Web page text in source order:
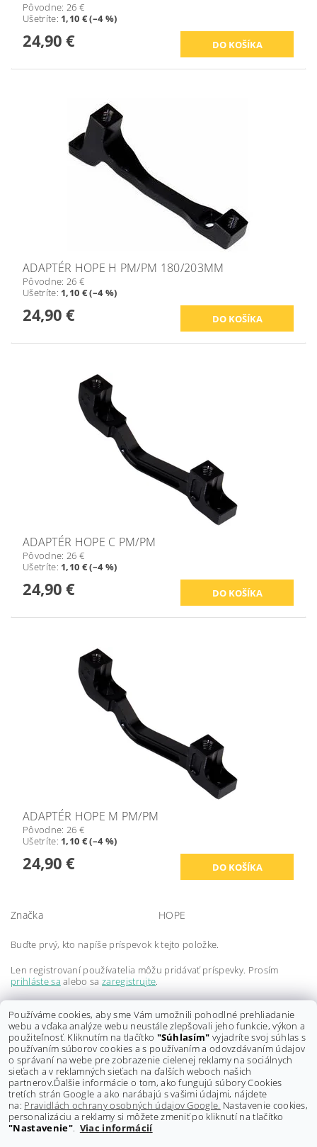
Pôvodne: 26 €
Ušetríte: 1,10 € (–4 %)
24,90 €
ADAPTÉR HOPE H PM/PM 180/203MM
Pôvodne: 26 €
Ušetríte: 1,10 € (–4 %)
24,90 €
ADAPTÉR HOPE C PM/PM
Pôvodne: 26 €
Ušetríte: 1,10 € (–4 %)
24,90 €
ADAPTÉR HOPE M PM/PM
Pôvodne: 26 €
Ušetríte: 1,10 € (–4 %)
24,90 €
Značka HOPE
Buďte prvý, kto napíše príspevok k tejto položke.
Len registrovaní používatelia môžu pridávať príspevky. Prosím
prihláste sa alebo sazaregistrujte.
Len registrovaní používatelia môžu pridávať hodnotenie. Prosím
prihláste saalebo sazaregistrujte
Shoptet.sk
Používáme cookies, aby sme Vám umožnili pohodlné prehliadanie
webu a vďaka analýze webu neustále zlepšovali jeho funkcie, výkon a
použiteľnosť. Kliknutím na tlačítko "Súhlasím" vyjadríte svoj súhlas s
používaním súborov cookies a s používaním a odovzdávaním údajov
o správaní na webe pre zobrazenie cielenej reklamy na sociálnych
sieťach a v reklamných sieťach na ďalších weboch našich
partnerov.Ďalšie informácie o tom, ako fungujú súbory Cookies
tretích strán Google a ako narábajú s vašimi údajmi, nájdete
na: Pravidlách ochrany osobných údajov Google. Nastavenie cookies,
personalizáciu a reklamy si môžete zmeniť po kliknutí na tlačítko
"Nastavenie". Viac informácií